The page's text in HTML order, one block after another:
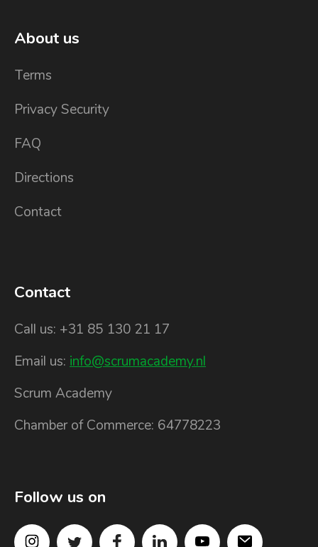
About us
Terms
Privacy Security
FAQ
Directions
Contact
Contact
Call us: +31 85 130 21 17
Email us: info@scrumacademy.nl
Scrum Academy
Chamber of Commerce: 64778223
Follow us on